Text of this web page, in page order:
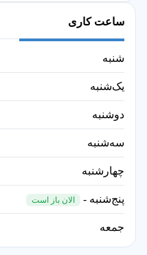
ساعت کاری
شنبه
یک‌شنبه
دوشنبه
سه‌شنبه
چهارشنبه
پنج‌شنبه - الان باز است
جمعه